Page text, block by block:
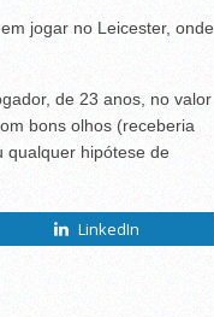
jogar no Leicester, onde
de 23 anos, no valor
bons olhos (receberia
qualquer hipótese de
LinkedIn